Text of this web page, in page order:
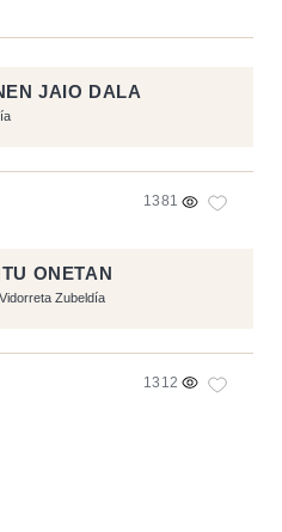
JAIO DALA
1381
ONETAN
Zubeldía
1312